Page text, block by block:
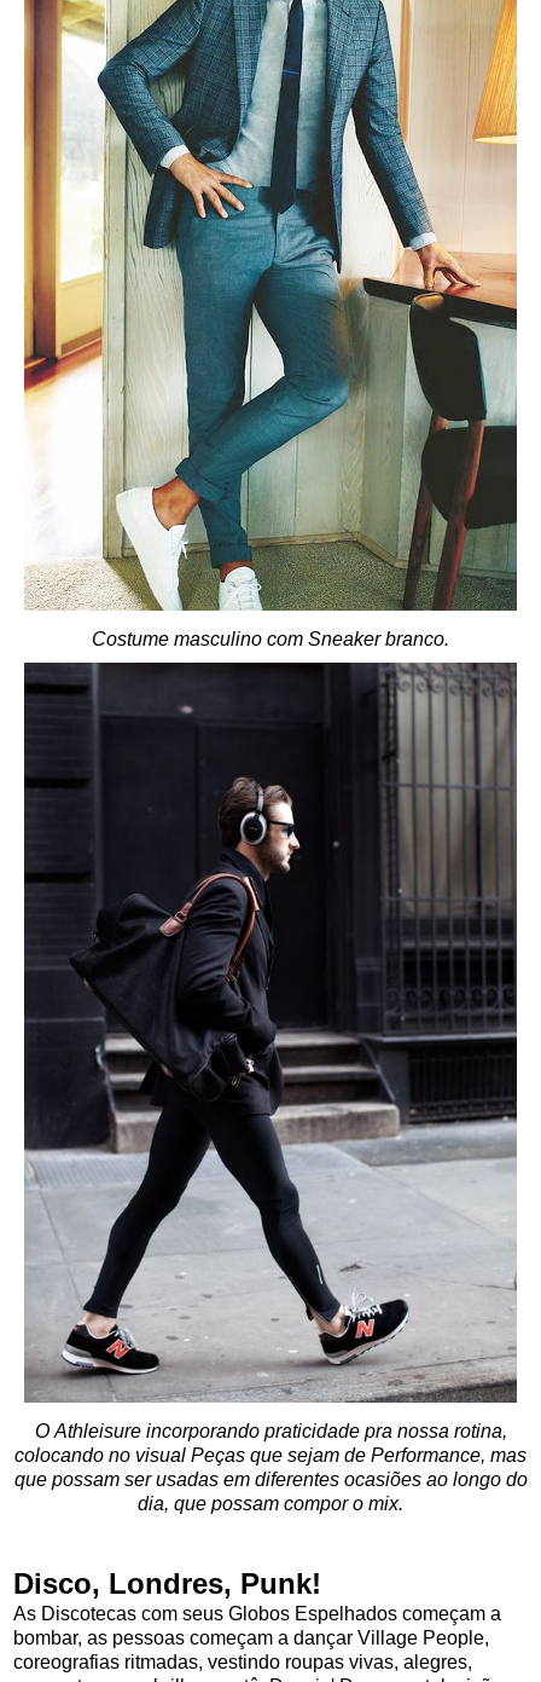
Costume masculino com Sneaker branco.
O Athleisure incorporando praticidade pra nossa rotina,
colocando no visual Peças que sejam de Performance, mas
que possam ser usadas em diferentes ocasiões ao longo do
dia, que possam compor o mix.
Disco, Londres, Punk!
As Discotecas com seus Globos Espelhados começam a
bombar, as pessoas começam a dançar Village People,
coreografias ritmadas, vestindo roupas vivas, alegres,